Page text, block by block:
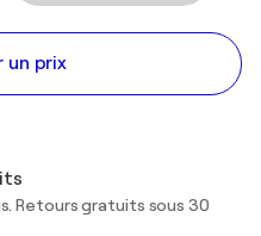
un prix
Retours gratuits sous 30